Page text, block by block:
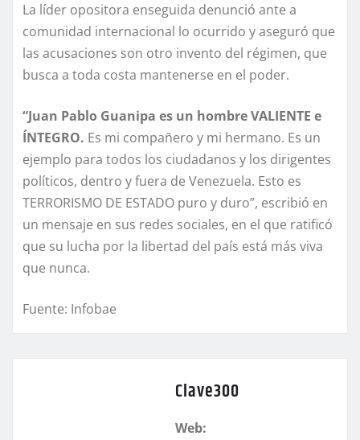
La líder opositora enseguida denunció ante a
comunidad internacional lo ocurrido y aseguró que
las acusaciones son otro invento del régimen, que
busca a toda costa mantenerse en el poder.
“Juan Pablo Guanipa es un hombre VALIENTE e
ÍNTEGRO. Es mi compañero y mi hermano. Es un
ejemplo para todos los ciudadanos y los dirigentes
políticos, dentro y fuera de Venezuela. Esto es
TERRORISMO DE ESTADO puro y duro”, escribió en
un mensaje en sus redes sociales, en el que ratificó
que su lucha por la libertad del país está más viva
que nunca.
Fuente: Infobae
Clave300
Web: